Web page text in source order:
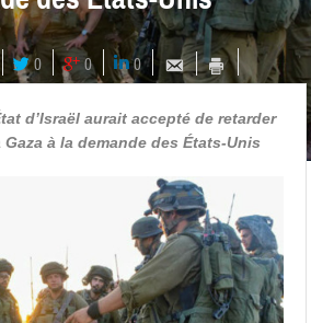
0 0 0
d’Israël aurait accepté de retarder
à la demande des États-Unis